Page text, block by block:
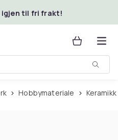
igjen til fri frakt!
Hobbymateriale